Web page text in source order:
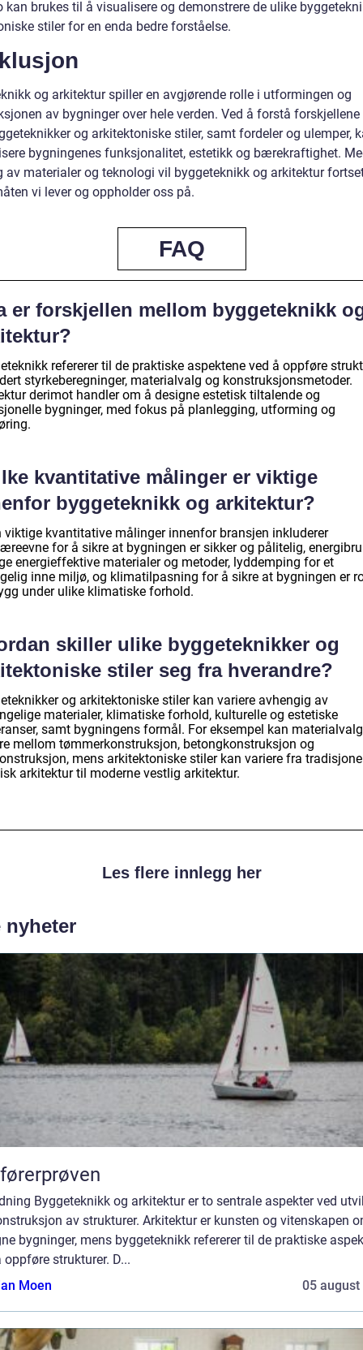
kan brukes til å visualisere og demonstrere de ulike
stiler for en enda bedre forståelse.
og arkitektur spiller en avgjørende rolle i utformingen og
av bygninger over hele verden. Ved å forstå
og arkitektoniske stiler, samt fordeler og ulemper,
bygningenes funksjonalitet, estetikk og bærekraftighet.
av materialer og teknologi vil byggeteknikk og arkitektur
vi lever og oppholder oss på.
FAQ
er forskjellen mellom byggeteknikk
refererer til de praktiske aspektene ved å oppføre
styrkeberegninger, materialvalg og konstruksjonsmetoder.
derimot handler om å designe estetisk tiltalende og
bygninger, med fokus på planlegging, utforming og
kvantitative målinger er viktige
byggeteknikk og arkitektur?
viktige kvantitative målinger innenfor bransjen inkluderer
for å sikre at bygningen er sikker og pålitelig,
energieffektive materialer og metoder, lyddemping for et
inne miljø, og klimatilpasning for å sikre at bygningen er
under ulike klimatiske forhold.
skiller ulike byggeteknikker og
stiler seg fra hverandre?
og arkitektoniske stiler kan variere avhengig av
materialer, klimatiske forhold, kulturelle og estetiske
samt bygningens formål. For eksempel kan
mellom tømmerkonstruksjon, betongkonstruksjon og
mens arkitektoniske stiler kan variere fra
arkitektur til moderne vestlig arkitektur.
Les flere innlegg her
nyheter
Byggeteknikk og arkitektur er to sentrale aspekter ved
av strukturer. Arkitektur er kunsten og vitenskapen
bygninger, mens byggeteknikk refererer til de praktiske
oppføre strukturer. D...
Moen
05 august